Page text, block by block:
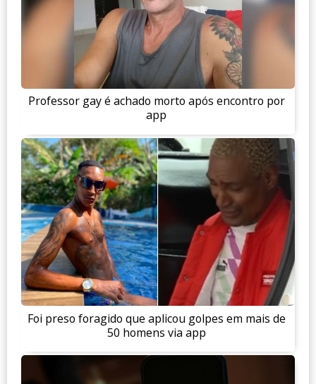
Professor gay é achado morto após encontro por
app
Foi preso foragido que aplicou golpes em mais de
50 homens via app